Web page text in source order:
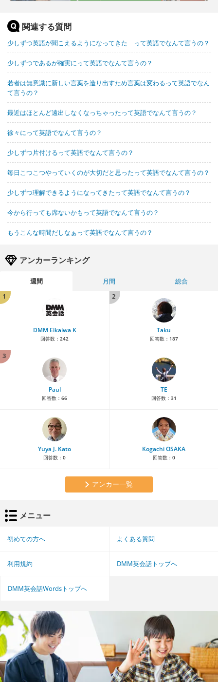
関連する質問
少しずつ英語が聞こえるようになってきた って英語でなんて言うの？
少しずつであるが確実にって英語でなんて言うの？
若者は無意識に新しい言葉を造り出すため言葉は変わるって英語でなん
て言うの？
最近はほとんど遠出しなくなっちゃったって英語でなんて言うの？
徐々にって英語でなんて言うの？
少しずつ片付けるって英語でなんて言うの？
毎日こつこつやっていくのが大切だと思ったって英語でなんて言うの？
少しずつ理解できるようになってきたって英語でなんて言うの？
今から行っても席ないかもって英語でなんて言うの？
もうこんな時間だしなぁって英語でなんて言うの？
アンカーランキング
週間 月間
総合
1
DMM Eikaiwa K
回答数： 242
2
Taku
回答数： 187
3
Paul
回答数： 66
TE
回答数： 31
Yuya J. Kato
回答数： 0
Kogachi OSAKA
回答数： 0
アンカー一覧
メニュー
初めての方へ よくある質問
利用規約 DMM英会話トップへ
DMM英会話Wordsトップへ